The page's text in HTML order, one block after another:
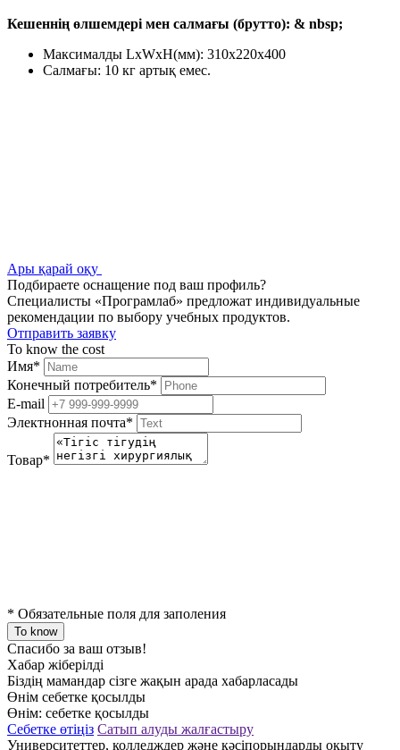
Кешеннің өлшемдері мен салмағы (брутто): & nbsp;
Максималды LxWxH(мм): 310x220x400
Салмағы: 10 кг артық емес.
Ары қарай оқу
Подбираете оснащение под ваш профиль?
Специалисты «Програмлаб» предложат индивидуальные
рекомендации по выбору учебных продуктов.
Отправить заявку
To know the cost
Имя*
Конечный потребитель*
E-mail
Электнонная почта*
Товар*
* Обязательные поля для заполения
To know
Спасибо за ваш отзыв!
Хабар жіберілді
Біздің мамандар сізге жақын арада хабарласады
Өнім себетке қосылды
Өнім: себетке қосылды
Себетке өтіңіз Сатып алуды жалғастыру
Университеттер, колледждер және кәсіпорындарды оқыту